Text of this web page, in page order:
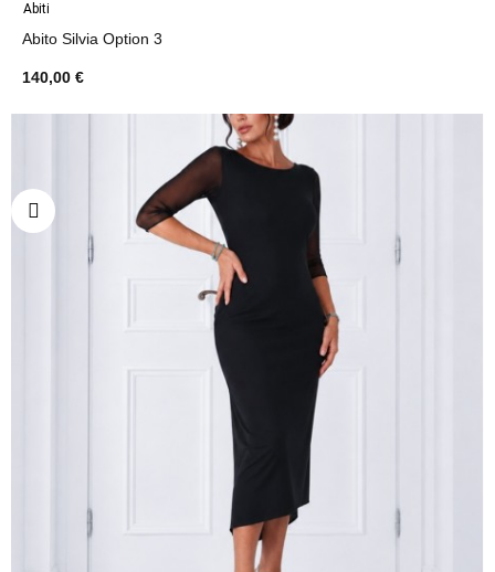
Abiti
Abito Silvia Option 3
140,00 €